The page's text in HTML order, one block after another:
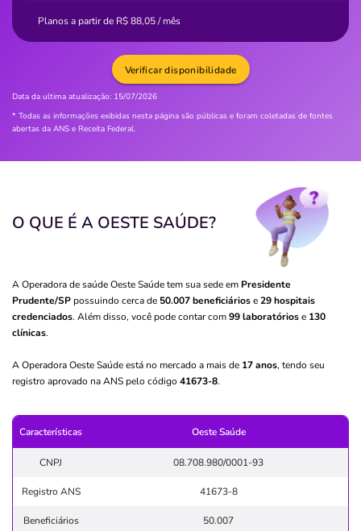
Planos a partir de R$88,05/ mês
Data da ultima atualização: 15/07/2026
* Todas as informações exibidas nesta página são públicas e foram coletadas de fontes
abertas da ANS e Receita Federal.
Verificar disponibilidade
O QUE É A OESTE SAÚDE?
A Operadora de saúde Oeste Saúde tem sua sede em Presidente
Prudente/SPpossuindo cerca de 50.007 beneficiáriose29 hospitais
credenciados. Além disso, você pode contar com99 laboratóriose 130
clínicas.
A Operadora Oeste Saúde está no mercado a mais de 17 anos, tendo seu
registro aprovado na ANS pelo código 41673-8.
Características Oeste Saúde
CNPJ 08.708.980/0001-93
Registro ANS 41673-8
Beneficiários 50.007